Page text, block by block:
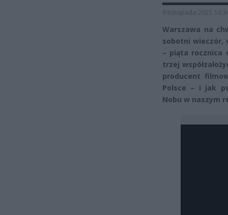
9 listopada 2025
Warszawa na
sobotni wieczór,
– piąta rocznica
trzej
producent
Polsce – i jak
Nobu w naszym